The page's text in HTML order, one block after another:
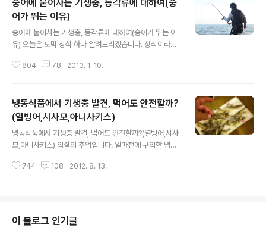
숭어에 붙어사는 기생충, 등각류에 대하여(숭
어가 뛰는 이유)
숭어에 붙어사는 기생충, 등각류에 대하여(숭어가 뛰는 이
유) 오늘은 토막 상식 하나 알려드리겠습니다. 상식이라고
글이 나간 이후로 상식이 될런지 모르겠습니다.^^ 여러분,
더군요. '배가 불러 기분이 좋아서', '자신의 힘을 과시하기
위해', 심지어..'물이 뜨거워서', '간지러워서' 등등 그 이유도
다양하고 재밌습니다. 굳이 이 중에서 그나마 근접한 답을
고르자면 '간지러워서'를 고를 수 있겠습니다만, 왜 간지러
운지에 대해선 어느 누구도 말을 하지 않아 생각난 김에 이
야기 해 볼까 합니다. 숭어를 걸고 파이팅 중 이미 알고 계
804 78 2013. 1. 10.
냉동식품에서 기생충 발견, 먹어도 안전할까?
(열빙어,시사모,아니사키스)
냉동식품에서 기생충 발견, 먹어도 안전할까?(열빙어,시사
모,아니사키스) 입질의 추억입니다. 얼마전에 구입한 냉동
마리가 나와 입맛을 뚝 떨어트 였던 적이 있었습니다. 그래
산 냉동 식품을 아십니까? 흔히 '시사모'란 이름으로 알려
진 이것은 주로 횟집에서 구이로 나오는데 안주꺼리로 인
744 108 2012. 8. 13.
이 블로그 인기글